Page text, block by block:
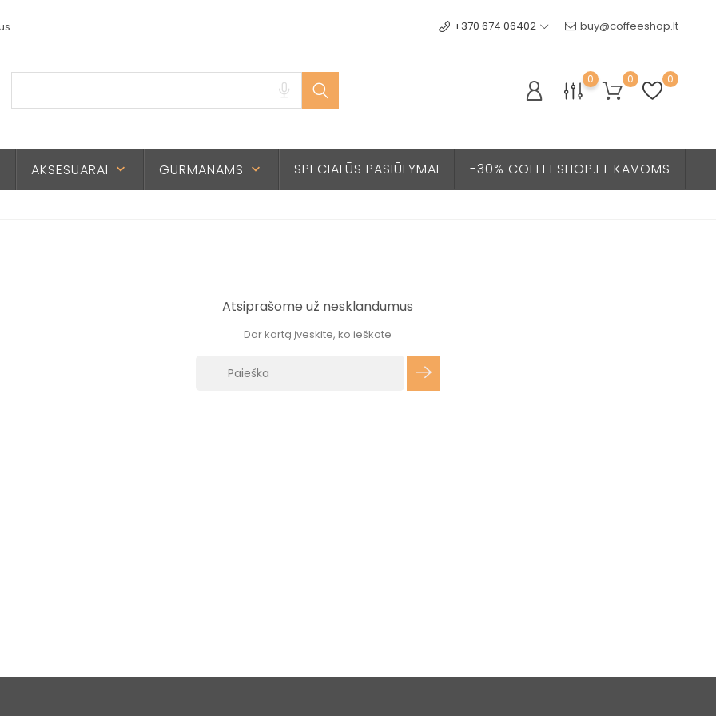
+370 674 06402 buy@coffeeshop.lt
0 0 0
AKSESUARAI keyboard_arrow_down GURMANAMS keyboard_arrow_down SPECIALŪS PASIŪLYMAI -30% COFFEESHOP.LT KAVOMS
Atsiprašome už nesklandumus
Dar kartą įveskite, ko ieškote